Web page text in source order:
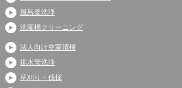
風呂釜洗浄
洗濯槽クリーニング
法人向け空室清掃
排水管洗浄
草刈り・伐採